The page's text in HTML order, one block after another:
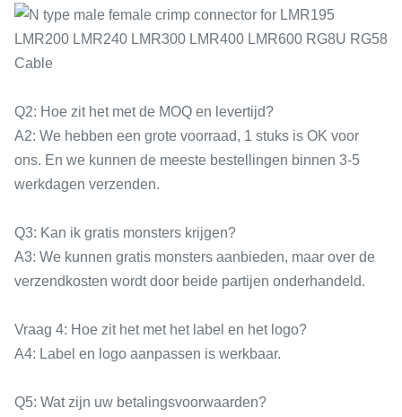
Q2: Hoe zit het met de MOQ en levertijd?
A2: We hebben een grote voorraad, 1 stuks is OK voor
ons. En we kunnen de meeste bestellingen binnen 3-5
werkdagen verzenden.
Q3: Kan ik gratis monsters krijgen?
A3: We kunnen gratis monsters aanbieden, maar over de
verzendkosten wordt door beide partijen onderhandeld.
Vraag 4: Hoe zit het met het label en het logo?
A4: Label en logo aanpassen is werkbaar.
Q5: Wat zijn uw betalingsvoorwaarden?